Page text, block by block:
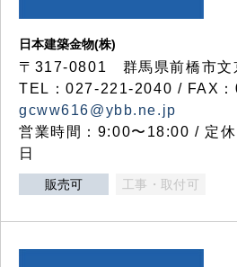
日本建築金物(株)
〒317‐0801 群馬県前橋市文
TEL：027-221-2040 / FAX
gcww616@ybb.ne.jp
営業時間：9:00〜18:00 / 定
日
販売可 工事・取付可